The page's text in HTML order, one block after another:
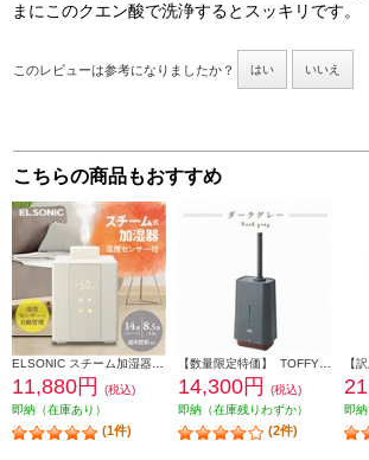
まにこのクエン酸で洗浄するとスッキリです。
このレビューは参考になりましたか？ はい いいえ
こちらの商品もおすすめ
11,880円
(税込)
即納（在庫あり）
(1件)
14,300円
(税込)
即納（在庫残りわずか）
(2件)
即